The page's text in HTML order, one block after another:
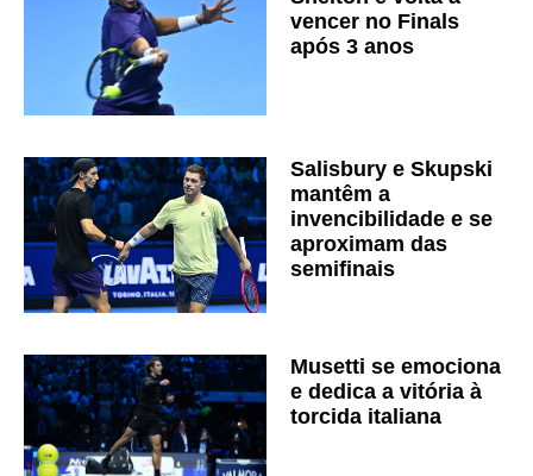
vencer no Finals
após 3 anos
Salisbury e Skupski
mantêm a
invencibilidade e se
aproximam das
semifinais
Musetti se emociona
e dedica a vitória à
torcida italiana